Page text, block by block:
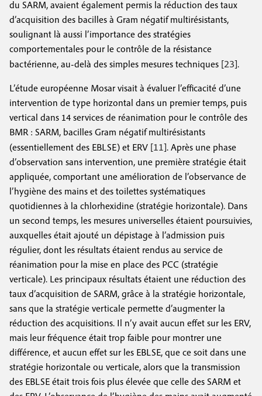
du SARM, avaient également permis la réduction des taux
d’acquisition des bacilles à Gram négatif multirésistants,
soulignant là aussi l’importance des stratégies
comportementales pour le contrôle de la résistance
bactérienne, au-delà des simples mesures techniques [23].
L’étude européenne Mosar visait à évaluer l’efficacité d’une
intervention de type horizontal dans un premier temps, puis
vertical dans 14 services de réanimation pour le contrôle des
BMR : SARM, bacilles Gram négatif multirésistants
(essentiellement des EBLSE) et ERV [11]. Après une phase
d’observation sans intervention, une première stratégie était
appliquée, comportant une amélioration de l’observance de
l’hygiène des mains et des toilettes systématiques
quotidiennes à la chlorhexidine (stratégie horizontale). Dans
un second temps, les mesures universelles étaient poursuivies,
auxquelles était ajouté un dépistage à l’admission puis
régulier, dont les résultats étaient rendus au service de
réanimation pour la mise en place des PCC (stratégie
verticale). Les principaux résultats étaient une réduction des
taux d’acquisition de SARM, grâce à la stratégie horizontale,
sans que la stratégie verticale permette d’augmenter la
réduction des acquisitions. Il n’y avait aucun effet sur les ERV,
mais leur fréquence était trop faible pour montrer une
différence, et aucun effet sur les EBLSE, que ce soit dans une
stratégie horizontale ou verticale, alors que la transmission
des EBLSE était trois fois plus élevée que celle des SARM et